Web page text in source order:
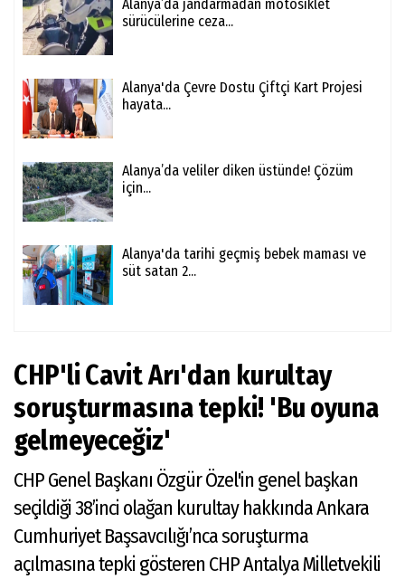
Alanya’da jandarmadan motosiklet
sürücülerine ceza...
Alanya'da Çevre Dostu Çiftçi Kart Projesi
hayata...
Alanya’da veliler diken üstünde! Çözüm
için...
Alanya'da tarihi geçmiş bebek maması ve
süt satan 2...
CHP'li Cavit Arı'dan kurultay
soruşturmasına tepki! 'Bu oyuna
gelmeyeceğiz'
CHP Genel Başkanı Özgür Özel'in genel başkan
seçildiği 38’inci olağan kurultay hakkında Ankara
Cumhuriyet Başsavcılığı’nca soruşturma
açılmasına tepki gösteren CHP Antalya Milletvekili